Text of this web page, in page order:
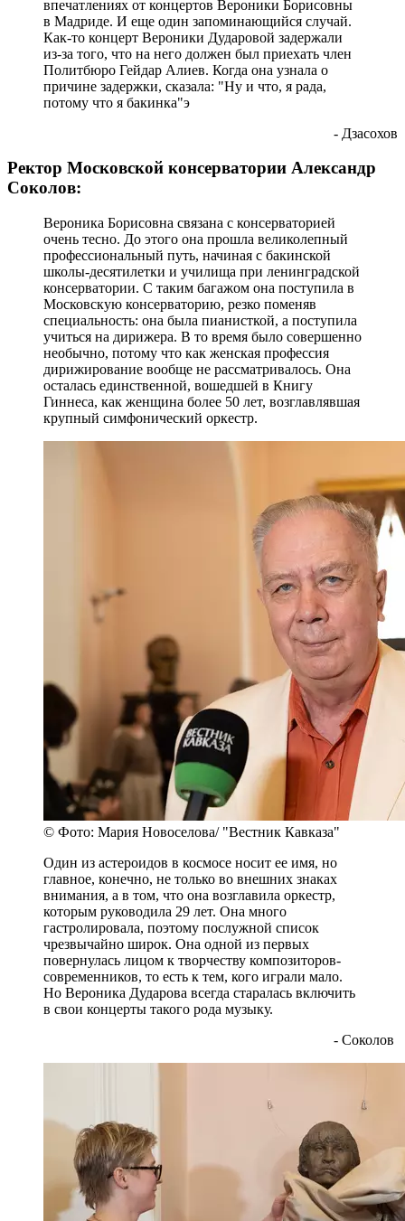
впечатлениях от концертов Вероники Борисовны
в Мадриде. И еще один запоминающийся случай.
Как-то концерт Вероники Дударовой задержали
из-за того, что на него должен был приехать член
Политбюро Гейдар Алиев. Когда она узнала о
причине задержки, сказала: "Ну и что, я рада,
потому что я бакинка"э
- Дзасохов
Ректор Московской консерватории Александр
Соколов:
Вероника Борисовна связана с консерваторией
очень тесно. До этого она прошла великолепный
профессиональный путь, начиная с бакинской
школы-десятилетки и училища при ленинградской
консерватории. С таким багажом она поступила в
Московскую консерваторию, резко поменяв
специальность: она была пианисткой, а поступила
учиться на дирижера. В то время было совершенно
необычно, потому что как женская профессия
дирижирование вообще не рассматривалось. Она
осталась единственной, вошедшей в Книгу
Гиннеса, как женщина более 50 лет, возглавлявшая
крупный симфонический оркестр.
© Фото: Мария Новоселова/ "Вестник Кавказа"
Один из астероидов в космосе носит ее имя, но
главное, конечно, не только во внешних знаках
внимания, а в том, что она возглавила оркестр,
которым руководила 29 лет. Она много
гастролировала, поэтому послужной список
чрезвычайно широк. Она одной из первых
повернулась лицом к творчеству композиторов-
современников, то есть к тем, кого играли мало.
Но Вероника Дударова всегда старалась включить
в свои концерты такого рода музыку.
- Соколов